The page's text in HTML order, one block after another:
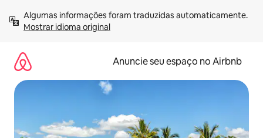
para
Mostrar idioma original
Anuncie seu espaço no Airbnb